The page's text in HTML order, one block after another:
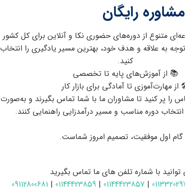
گری ارز دیجیتال
بی‌نظیری برای کسب درآمد ارائه می‌دهد. این
علاقه‌مندان فراهم می‌کنند. در واقع، بسیاری معتقدند که
که به دنبال فرصت‌های منعطف هستند.
قرار می‌دهند:
رایگان
متنوع از دوره‌های حضوری نکا و آنلاین برای کل کشور
به علاقه و هدف خود، بهترین مسیر یادگیری را انتخاب
کنید.
📚 از آموزش‌های پایه تا تخصصی
مهارت‌آموزی تا آمادگی برای بازار کار
را پر کنید تا مشاوران ما با شما تماس بگیرند و به‌صورت
انتخاب دوره مناسب و مسیر درآمدزایی راهنمایی کنند.
گام اول موفقیت، تصمیم امروز شماست.
توانید با شماره تلفن های ما تماس بگیرید
|
01144423857
|
01144423859
|
09112800681